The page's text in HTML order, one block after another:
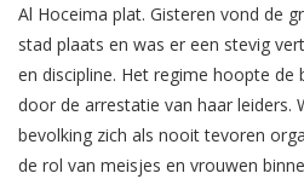
Al Hoceima plat. Gisteren vond de
stad plaats en was er een stevig
en discipline. Het regime hoopte
door de arrestatie van haar leiders.
bevolking zich als nooit tevoren
de rol van meisjes en vrouwen